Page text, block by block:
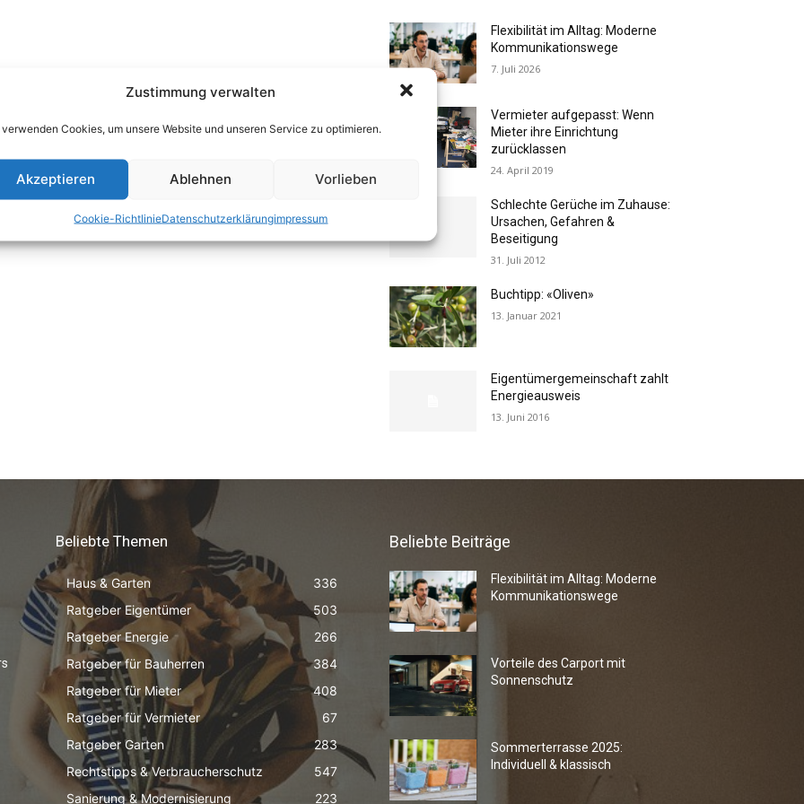
Zustimmung verwalten
verwenden Cookies, um unsere Website und unseren Service zu optimieren.
Akzeptieren Ablehnen Vorlieben
Cookie-RichtlinieDatenschutzerklärungimpressum
Flexibilität im Alltag: Moderne
Kommunikationswege
7. Juli 2026
Vermieter aufgepasst: Wenn
Mieter ihre Einrichtung
zurücklassen
24. April 2019
Schlechte Gerüche im Zuhause:
Ursachen, Gefahren &
Beseitigung
31. Juli 2012
Buchtipp: «Oliven»
13. Januar 2021
Eigentümergemeinschaft zahlt
Energieausweis
13. Juni 2016
Beliebte Themen
Haus & Garten
336
Ratgeber Eigentümer
503
Ratgeber Energie
266
Ratgeber für Bauherren
384
Ratgeber für Mieter
408
Ratgeber für Vermieter
67
Ratgeber Garten
283
Rechtstipps & Verbraucherschutz
547
Sanierung & Modernisierung
223
Beliebte Beiträge
Flexibilität im Alltag: Moderne
Kommunikationswege
Vorteile des Carport mit
Sonnenschutz
Sommerterrasse 2025:
Individuell & klassisch